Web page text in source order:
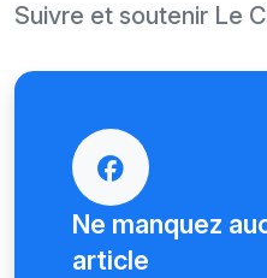
Suivre et soutenir Le
Ne manquez
article